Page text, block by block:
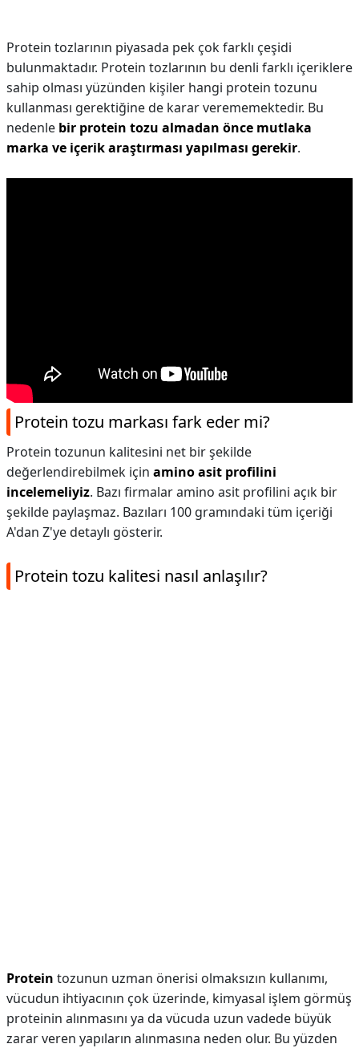
Protein tozlarının piyasada pek çok farklı çeşidi
bulunmaktadır. Protein tozlarının bu denli farklı içeriklere
sahip olması yüzünden kişiler hangi protein tozunu
kullanması gerektiğine de karar verememektedir. Bu
nedenle bir protein tozu almadan önce mutlaka
marka ve içerik araştırması yapılması gerekir.
Protein tozu markası fark eder mi?
Protein tozunun kalitesini net bir şekilde
değerlendirebilmek için amino asit profilini
incelemeliyiz. Bazı firmalar amino asit profilini açık bir
şekilde paylaşmaz. Bazıları 100 gramındaki tüm içeriği
A'dan Z'ye detaylı gösterir.
Protein tozu kalitesi nasıl anlaşılır?
Protein tozunun uzman önerisi olmaksızın kullanımı,
vücudun ihtiyacının çok üzerinde, kimyasal işlem görmüş
proteinin alınmasını ya da vücuda uzun vadede büyük
zarar veren yapıların alınmasına neden olur. Bu yüzden